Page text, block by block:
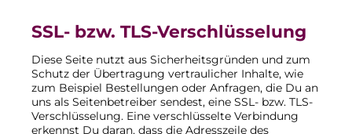
SSL- bzw. TLS-Verschlüsselung
Diese Seite nutzt aus Sicherheitsgründen und zum
Schutz der Übertragung vertraulicher Inhalte, wie
zum Beispiel Bestellungen oder Anfragen, die Du an
uns als Seitenbetreiber sendest, eine SSL- bzw. TLS-
Verschlüsselung. Eine verschlüsselte Verbindung
erkennst Du daran, dass die Adresszeile des